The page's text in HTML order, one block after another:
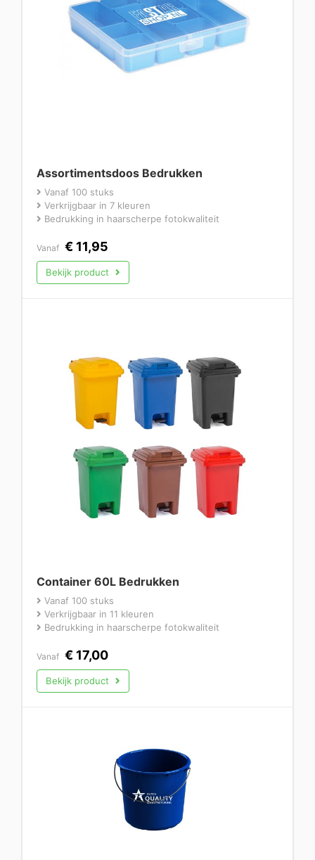
Assortimentsdoos Bedrukken
Vanaf 100 stuks
Verkrijgbaar in 7 kleuren
Bedrukking in haarscherpe fotokwaliteit
Vanaf € 11,95
Bekijk product
Container 60L Bedrukken
Vanaf 100 stuks
Verkrijgbaar in 11 kleuren
Bedrukking in haarscherpe fotokwaliteit
Vanaf € 17,00
Bekijk product